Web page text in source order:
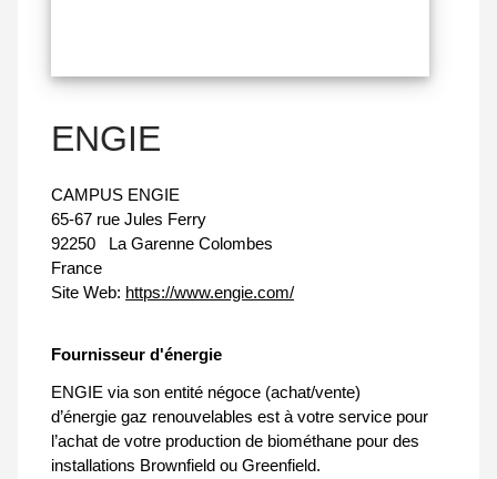
ENGIE
CAMPUS ENGIE
65-67 rue Jules Ferry
92250
La Garenne Colombes
France
Site Web: https://www.engie.com/
Fournisseur d'énergie
ENGIE via son entité négoce (achat/vente)
d’énergie gaz renouvelables est à votre service pour
l’achat de votre production de biométhane pour des
installations Brownfield ou Greenfield.